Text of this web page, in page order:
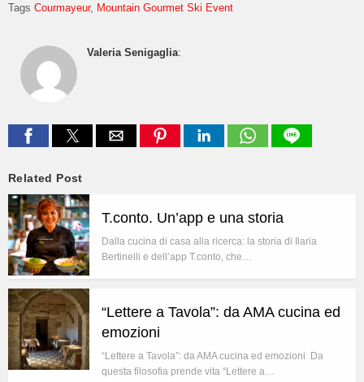
Tags Courmayeur Mountain Gourmet Ski Event
Valeria Senigaglia:
Related Post
T.conto. Un’app e una storia
Dalla cucina di casa alla ricerca: la storia di Ilaria
Bertinelli e dell’app T.conto, che…
“Lettere a Tavola”: da AMA cucina ed
emozioni
“Lettere a Tavola”: da AMA cucina ed emozioni Da
questa filosofia prende vita “Lettere a…